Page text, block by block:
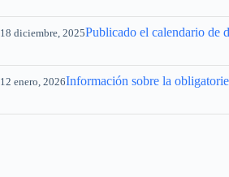
18 diciembre, 2025Publicado el calendario de
12 enero, 2026Información sobre la